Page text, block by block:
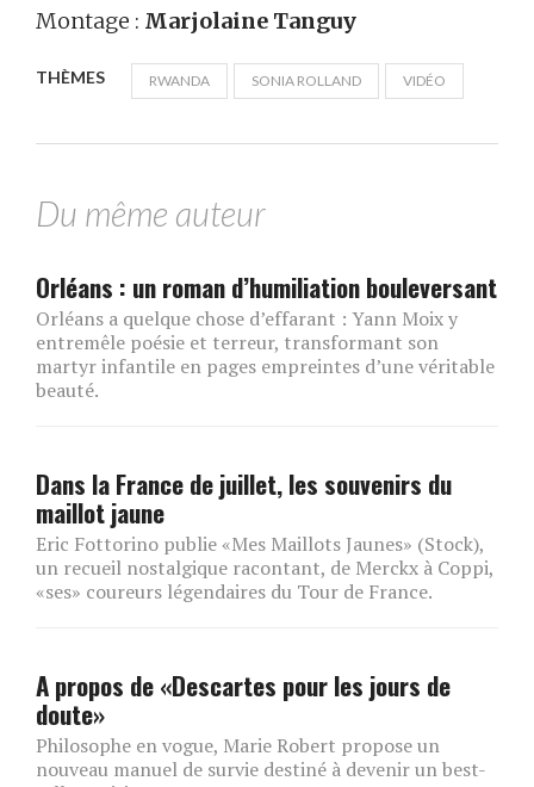
Montage : Marjolaine Tanguy
THÈMES RWANDA SONIA ROLLAND VIDÉO
Du même auteur
Orléans : un roman d’humiliation bouleversant
Orléans a quelque chose d’effarant : Yann Moix y
entremêle poésie et terreur, transformant son
martyr infantile en pages empreintes d’une véritable
beauté.
Dans la France de juillet, les souvenirs du
maillot jaune
Eric Fottorino publie «Mes Maillots Jaunes» (Stock),
un recueil nostalgique racontant, de Merckx à Coppi,
«ses» coureurs légendaires du Tour de France.
A propos de «Descartes pour les jours de
doute»
Philosophe en vogue, Marie Robert propose un
nouveau manuel de survie destiné à devenir un best-